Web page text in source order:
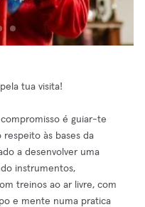
tua visita!
é guiar-te
às bases da
a desenvolver uma
instrumentos,
treinos ao ar livre, com
e mente numa pratica